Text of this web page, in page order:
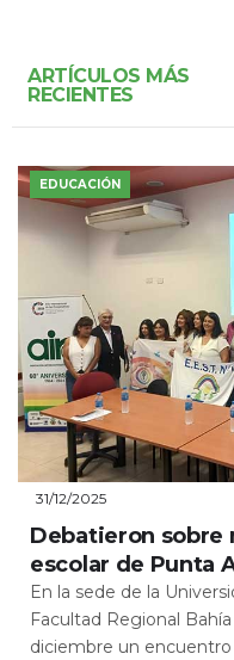
ARTÍCULOS MÁS
RECIENTES
EDUCACIÓN
31/12/2025
Debatieron sobre
escolar de Punta
En la sede de la
Facultad Regional
diciembre un encuentro